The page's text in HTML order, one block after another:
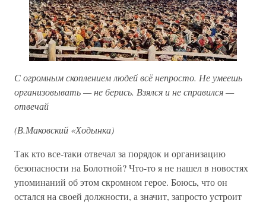
С огромным скоплением людей всё непросто. Не умеешь
организовывать — не берись. Взялся и не справился —
отвечай
(В.Маковский «Ходынка)
Так кто все-таки отвечал за порядок и организацию
безопасности на Болотной? Что-то я не нашел в новостях
упоминаний об этом скромном герое. Боюсь, что он
остался на своей должности, а значит, запросто устроит